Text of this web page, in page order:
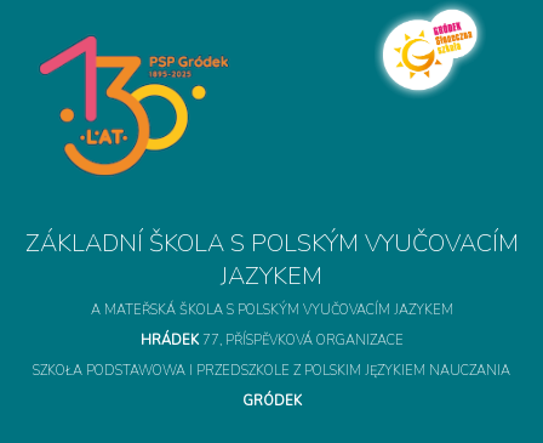
A MATEŘSKÁ ŠKOLA S POLSKÝM VYUČOVACÍM JAZYKEM
HRÁDEK77, PŘÍSPĚVKOVÁ ORGANIZACE
SZKOŁA PODSTAWOWA I PRZEDSZKOLE Z POLSKIM JĘZYKIEM NAUCZANIA
GRÓDEK